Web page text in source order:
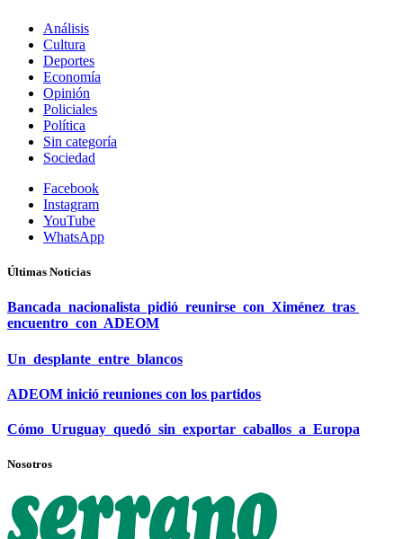
Análisis
Cultura
Deportes
Economía
Opinión
Policiales
Política
Sin categoría
Sociedad
Facebook
Instagram
YouTube
WhatsApp
Últimas Noticias
Bancada nacionalista pidió reunirse con Ximénez tras
encuentro con ADEOM
Un desplante entre blancos
ADEOM inició reuniones con los partidos
Cómo Uruguay quedó sin exportar caballos a Europa
Nosotros